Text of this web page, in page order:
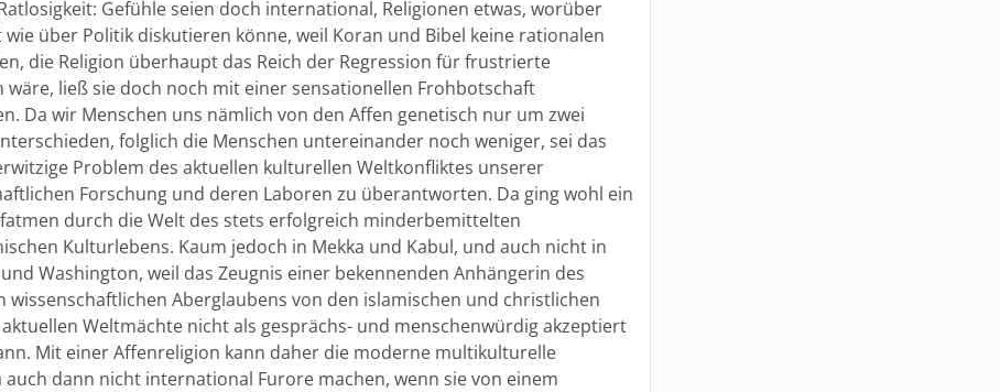
Gefühle seien doch international, Religionen etwas, worüber
wie über Politik diskutieren könne, weil Koran und Bibel keine rationalen
die Religion überhaupt das Reich der Regression für frustrierte
wäre, ließ sie doch noch mit einer sensationellen Frohbotschaft
Da wir Menschen uns nämlich von den Affen genetisch nur um zwei
folglich die Menschen untereinander noch weniger, sei das
Problem des aktuellen kulturellen Weltkonfliktes unserer
Forschung und deren Laboren zu überantworten. Da ging wohl ein
durch die Welt des stets erfolgreich minderbemittelten
Kulturlebens. Kaum jedoch in Mekka und Kabul, und auch nicht in
Washington, weil das Zeugnis einer bekennenden Anhängerin des
wissenschaftlichen Aberglaubens von den islamischen und christlichen
Weltmächte nicht als gesprächs- und menschenwürdig akzeptiert
Mit einer Affenreligion kann daher die moderne multikulturelle
auch dann nicht international Furore machen, wenn sie von einem